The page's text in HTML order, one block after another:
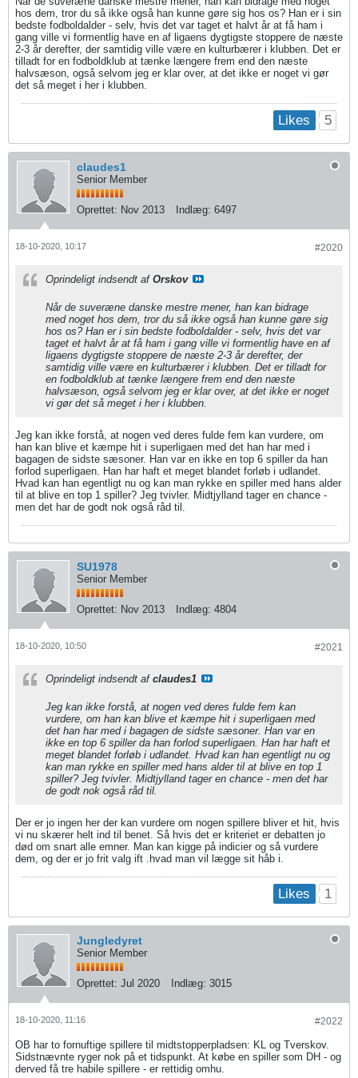
hos dem, tror du så ikke også han kunne gøre sig hos os? Han er i sin
bedste fodboldalder - selv, hvis det var taget et halvt år at få ham i
gang ville vi formentlig have en af ligaens dygtigste stoppere de næste
2-3 år derefter, der samtidig ville være en kulturbærer i klubben. Det er
tilladt for en fodboldklub at tænke længere frem end den næste
halvsæson, også selvom jeg er klar over, at det ikke er noget vi gør
det så meget i her i klubben.
Likes 5
claudes1
Senior Member
Oprettet: Nov 2013 Indlæg: 6497
#2020
18-10-2020, 10:17
Oprindeligt indsendt af Orskov
Når de suveræne danske mestre mener, han kan bidrage
med noget hos dem, tror du så ikke også han kunne gøre sig
hos os? Han er i sin bedste fodboldalder - selv, hvis det var
taget et halvt år at få ham i gang ville vi formentlig have en af
ligaens dygtigste stoppere de næste 2-3 år derefter, der
samtidig ville være en kulturbærer i klubben. Det er tilladt for
en fodboldklub at tænke længere frem end den næste
halvsæson, også selvom jeg er klar over, at det ikke er noget
vi gør det så meget i her i klubben.
Jeg kan ikke forstå, at nogen ved deres fulde fem kan vurdere, om
han kan blive et kæmpe hit i superligaen med det han har med i
bagagen de sidste sæsoner. Han var en ikke en top 6 spiller da han
forlod superligaen. Han har haft et meget blandet forløb i udlandet.
Hvad kan han egentligt nu og kan man rykke en spiller med hans alder
til at blive en top 1 spiller? Jeg tvivler. Midtjylland tager en chance -
men det har de godt nok også råd til.
SU1978
Senior Member
Oprettet: Nov 2013 Indlæg: 4804
#2021
18-10-2020, 10:50
Oprindeligt indsendt af claudes1
Jeg kan ikke forstå, at nogen ved deres fulde fem kan
vurdere, om han kan blive et kæmpe hit i superligaen med
det han har med i bagagen de sidste sæsoner. Han var en
ikke en top 6 spiller da han forlod superligaen. Han har haft et
meget blandet forløb i udlandet. Hvad kan han egentligt nu og
kan man rykke en spiller med hans alder til at blive en top 1
spiller? Jeg tvivler. Midtjylland tager en chance - men det har
de godt nok også råd til.
Der er jo ingen her der kan vurdere om nogen spillere bliver et hit, hvis
vi nu skærer helt ind til benet. Så hvis det er kriteriet er debatten jo
død om snart alle emner. Man kan kigge på indicier og så vurdere
dem, og der er jo frit valg ift .hvad man vil lægge sit håb i.
Likes 1
Jungledyret
Senior Member
Oprettet: Jul 2020 Indlæg: 3015
#2022
18-10-2020, 11:16
OB har to fornuftige spillere til midtstopperpladsen: KL og Tverskov.
Sidstnævnte ryger nok på et tidspunkt. At købe en spiller som DH - og
derved få tre habile spillere - er rettidig omhu.